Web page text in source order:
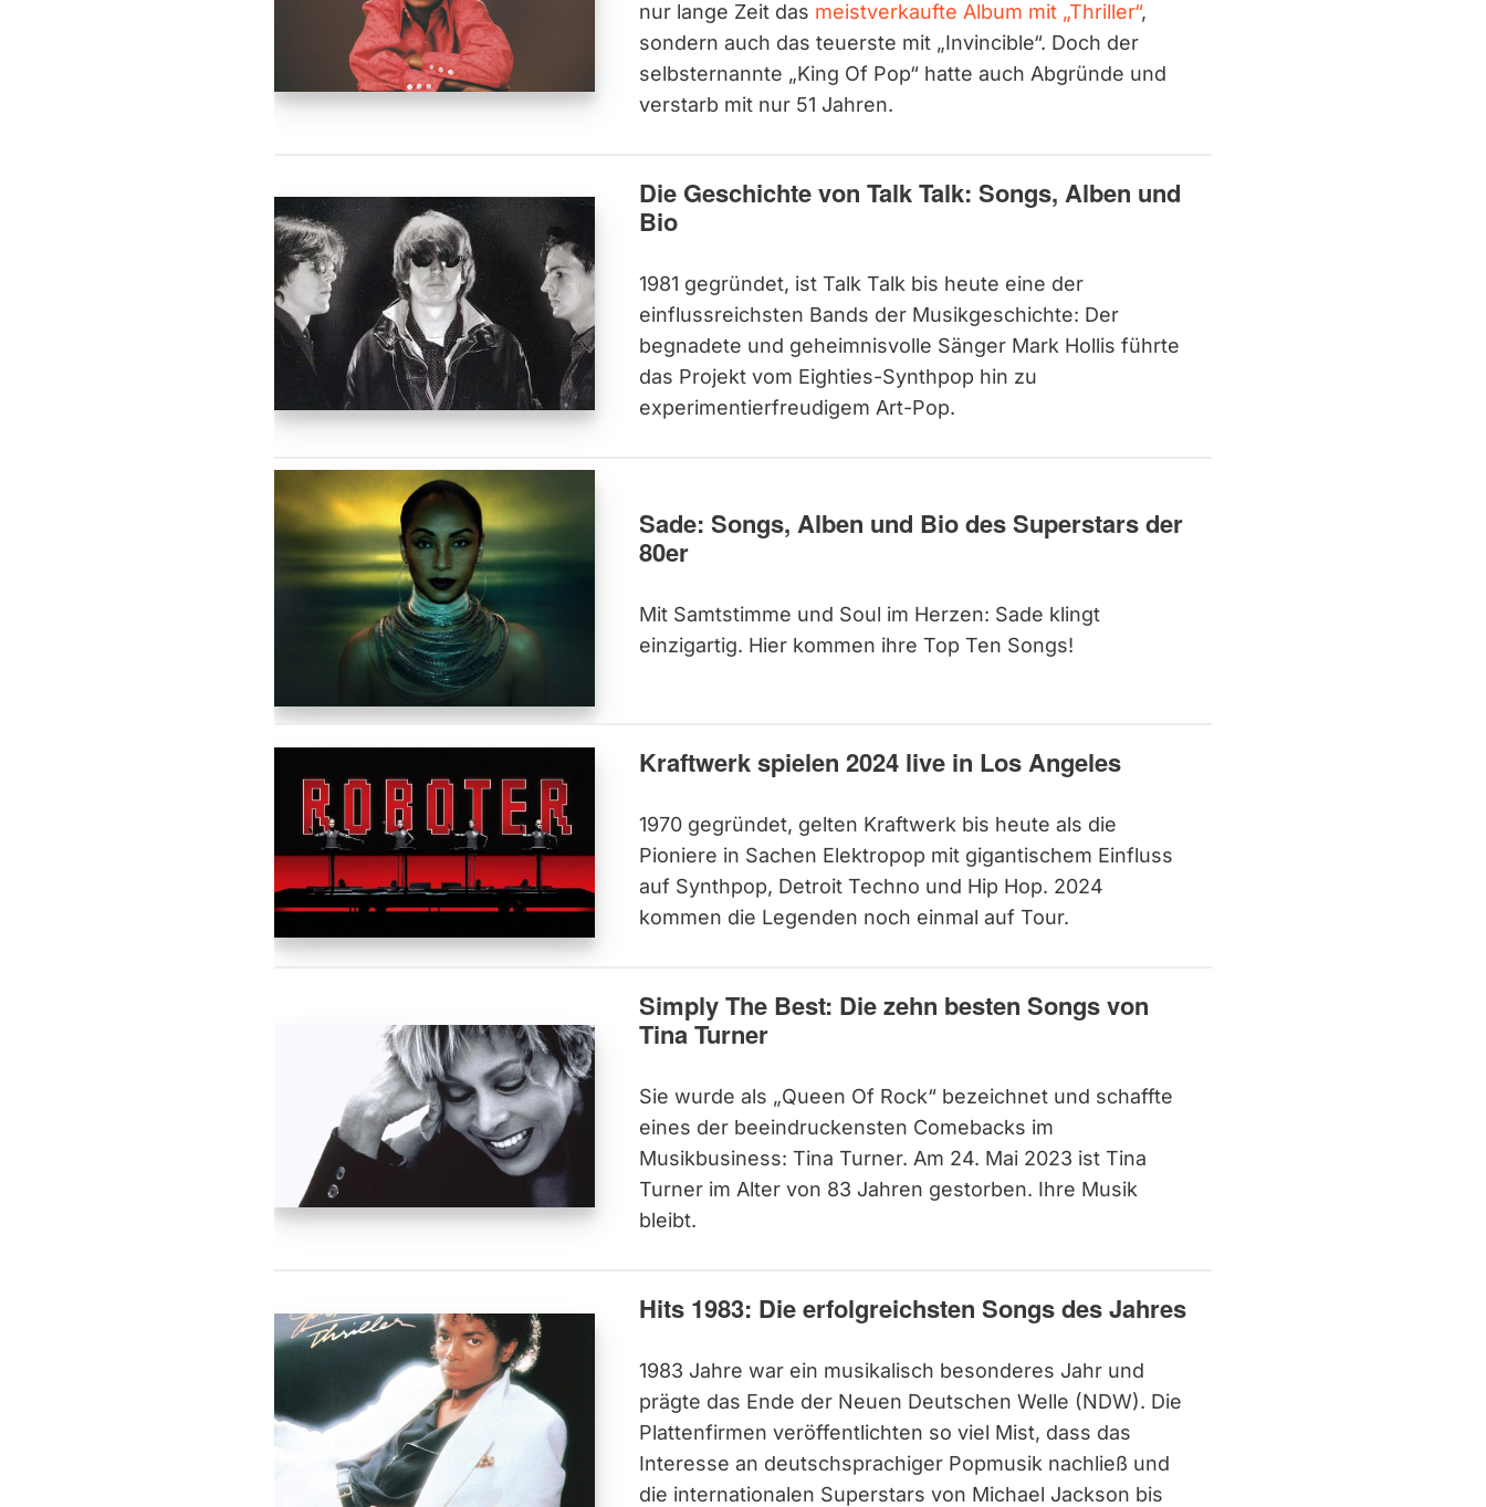
nur lange Zeit das meistverkaufte Album mit „Thriller“,
sondern auch das teuerste mit „Invincible“. Doch der
selbsternannte „King Of Pop“ hatte auch Abgründe und
verstarb mit nur 51 Jahren.
Die Geschichte von Talk Talk: Songs, Alben und
Bio
1981 gegründet, ist Talk Talk bis heute eine der
einflussreichsten Bands der Musikgeschichte: Der
begnadete und geheimnisvolle Sänger Mark Hollis führte
das Projekt vom Eighties-Synthpop hin zu
experimentierfreudigem Art-Pop.
Sade: Songs, Alben und Bio des Superstars der
80er
Mit Samtstimme und Soul im Herzen: Sade klingt
einzigartig. Hier kommen ihre Top Ten Songs!
Kraftwerk spielen 2024 live in Los Angeles
1970 gegründet, gelten Kraftwerk bis heute als die
Pioniere in Sachen Elektropop mit gigantischem Einfluss
auf Synthpop, Detroit Techno und Hip Hop. 2024
kommen die Legenden noch einmal auf Tour.
Simply The Best: Die zehn besten Songs von
Tina Turner
Sie wurde als „Queen Of Rock“ bezeichnet und schaffte
eines der beeindruckensten Comebacks im
Musikbusiness: Tina Turner. Am 24. Mai 2023 ist Tina
Turner im Alter von 83 Jahren gestorben. Ihre Musik
bleibt.
Hits 1983: Die erfolgreichsten Songs des Jahres
1983 Jahre war ein musikalisch besonderes Jahr und
prägte das Ende der Neuen Deutschen Welle (NDW). Die
Plattenfirmen veröffentlichten so viel Mist, dass das
Interesse an deutschsprachiger Popmusik nachließ und
die internationalen Superstars von Michael Jackson bis